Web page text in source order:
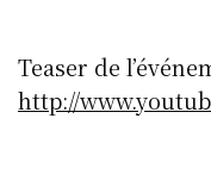
Teaser de
http://